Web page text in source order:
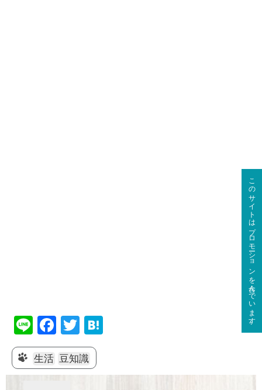
Li
n
e
F
a
c
e
T
wi
tt
er
n
生活 豆知識
このサイトはプロモーションを含んでいます。